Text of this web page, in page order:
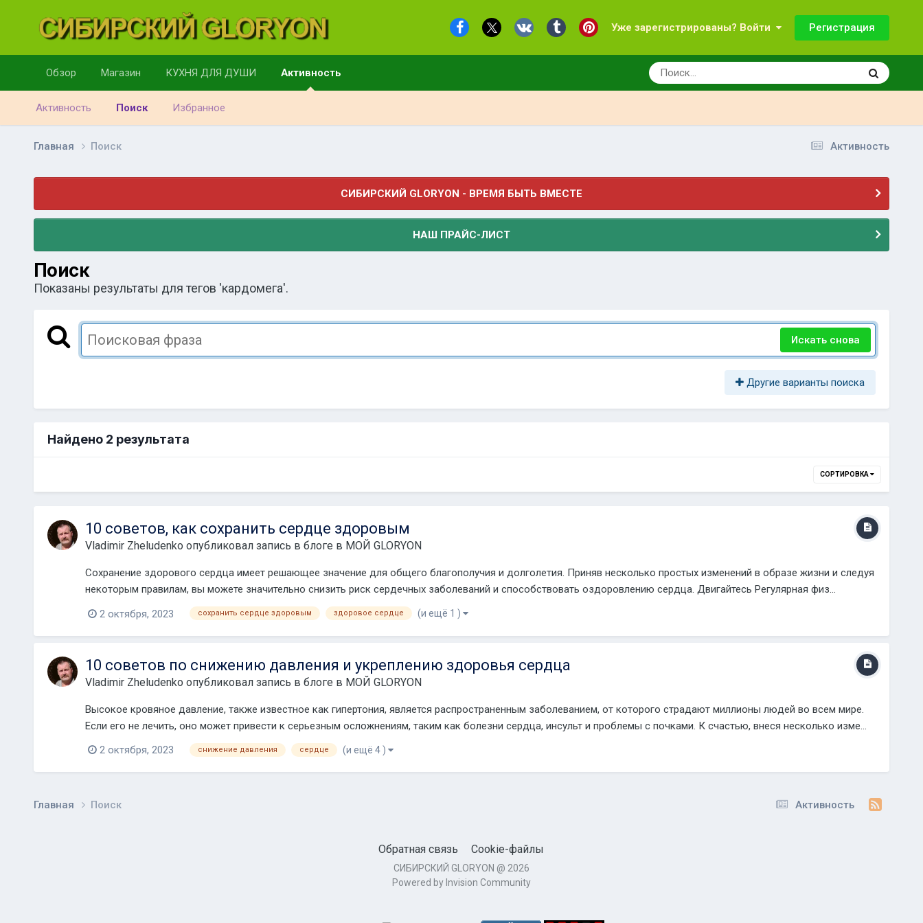
Уже зарегистрированы? Войти Регистрация
Обзор Магазин КУХНЯ ДЛЯ ДУШИ Активность
Активность Поиск Избранное
Активность
Главная Поиск
СИБИРСКИЙ GLORYON - ВРЕМЯ БЫТЬ ВМЕСТЕ
НАШ ПРАЙС-ЛИСТ
Поиск
Показаны результаты для тегов 'кардомега'.
Искать снова
Другие варианты поиска
Найдено 2 результата
СОРТИРОВКА
10 советов, как сохранить сердце здоровым
Vladimir Zheludenko опубликовал запись в блоге в МОЙ GLORYON
Сохранение здорового сердца имеет решающее значение для общего благополучия и долголетия. Приняв несколько простых изменений в образе жизни и следуя
некоторым правилам, вы можете значительно снизить риск сердечных заболеваний и способствовать оздоровлению сердца. Двигайтесь Регулярная физ...
2 октября, 2023
сохранить сердце здоровым здоровое сердце (и ещё 1 )
10 советов по снижению давления и укреплению здоровья сердца
Vladimir Zheludenko опубликовал запись в блоге в МОЙ GLORYON
Высокое кровяное давление, также известное как гипертония, является распространенным заболеванием, от которого страдают миллионы людей во всем мире.
Если его не лечить, оно может привести к серьезным осложнениям, таким как болезни сердца, инсульт и проблемы с почками. К счастью, внеся несколько изме...
2 октября, 2023
снижение давления сердце (и ещё 4 )
Активность
Главная Поиск
Обратная связь Cookie-файлы
СИБИРСКИЙ GLORYON @ 2026
Powered by Invision Community